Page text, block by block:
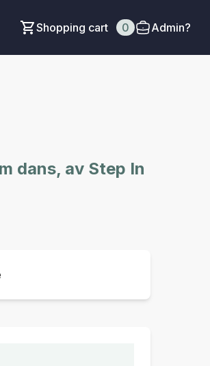
Shopping cart 0 Admin?
dans, av Step In